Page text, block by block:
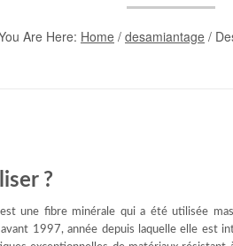
Are Here: Home / desamiantage /
?
est une fibre minérale qui a été utilisée
1997, année depuis laquelle elle est